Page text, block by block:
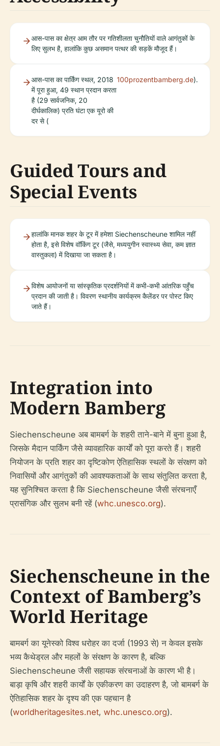
आस-पास का क्षेत्र आम तौर पर गतिशीलता चुनौतियों वाले आगंतुकों के
लिए सुलभ है, हालांकि कुछ असमान पत्थर की सड़कें मौजूद हैं।
आस-पास का पार्किंग स्थल, 2018
में पूरा हुआ, 49 स्थान प्रदान करता
है (29 सार्वजनिक, 20
दीर्घकालिक) प्रति घंटा एक यूरो की
दर से (
100prozentbamberg.de).
Guided Tours and
Special Events
हालांकि मानक शहर के टूर में हमेशा Siechenscheune शामिल नहीं
होता है, इसे विशेष वॉकिंग टूर (जैसे, मध्ययुगीन स्वास्थ्य सेवा, कम ज्ञात
वास्तुकला) में दिखाया जा सकता है।
विशेष आयोजनों या सांस्कृतिक प्रदर्शनियों में कभी-कभी आंतरिक पहुँच
प्रदान की जाती है। विवरण स्थानीय कार्यक्रम कैलेंडर पर पोस्ट किए
जाते हैं।
Integration into
Modern Bamberg
Siechenscheune अब बामबर्ग के शहरी ताने-बाने में बुना हुआ है,
जिसके मैदान पार्किंग जैसे व्यावहारिक कार्यों को पूरा करते हैं। शहरी
नियोजन के प्रति शहर का दृष्टिकोण ऐतिहासिक स्थलों के संरक्षण को
निवासियों और आगंतुकों की आवश्यकताओं के साथ संतुलित करता है,
यह सुनिश्चित करता है कि Siechenscheune जैसी संरचनाएँ
प्रासंगिक और सुलभ बनी रहें (whc.unesco.org).
Siechenscheune in the
Context of Bamberg’s
World Heritage
बामबर्ग का यूनेस्को विश्व धरोहर का दर्जा (1993 से) न केवल इसके
भव्य कैथेड्रल और महलों के संरक्षण के कारण है, बल्कि
Siechenscheune जैसी सहायक संरचनाओं के कारण भी है।
बाड़ा कृषि और शहरी कार्यों के एकीकरण का उदाहरण है, जो बामबर्ग के
ऐतिहासिक शहर के दृश्य की एक पहचान है
(worldheritagesites.net, whc.unesco.org).